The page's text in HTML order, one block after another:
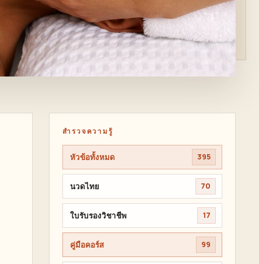
สำรวจความรู้
หัวข้อทั้งหมด 395
นวดไทย 70
ใบรับรองวิชาชีพ 17
คู่มือคอร์ส 99